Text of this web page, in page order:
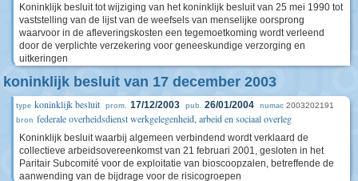
Koninklijk besluit tot wijziging van het koninklijk besluit van 25 mei 1990 tot
vaststelling van de lijst van de weefsels van menselijke oorsprong
waarvoor in de afleveringskosten een tegemoetkoming wordt verleend
door de verplichte verzekering voor geneeskundige verzorging en
uitkeringen
koninklijk besluit van 17 december 2003
type koninklijk besluit prom. 17/12/2003 pub. 26/01/2004 numac 2003202191
bron federale overheidsdienst werkgelegenheid, arbeid en sociaal overleg
Koninklijk besluit waarbij algemeen verbindend wordt verklaard de
collectieve arbeidsovereenkomst van 21 februari 2001, gesloten in het
Paritair Subcomité voor de exploitatie van bioscoopzalen, betreffende de
aanwending van de bijdrage voor de risicogroepen